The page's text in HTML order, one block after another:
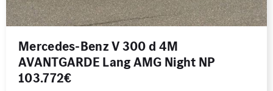
Mercedes-Benz V 300 d 4M
AVANTGARDE Lang AMG Night NP
103.772€